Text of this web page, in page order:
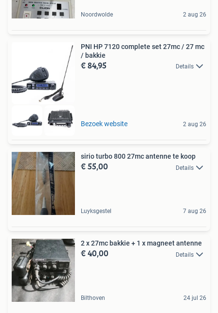
Noordwolde 2 aug 26
PNI HP 7120 complete set 27mc / 27 mc
/ bakkie
€ 84,95 Details
Bezoek website 2 aug 26
sirio turbo 800 27mc antenne te koop
€ 55,00 Details
Luyksgestel 7 aug 26
2 x 27mc bakkie + 1 x magneet antenne
€ 40,00 Details
Bilthoven 24 jul 26